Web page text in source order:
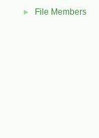
► File Members